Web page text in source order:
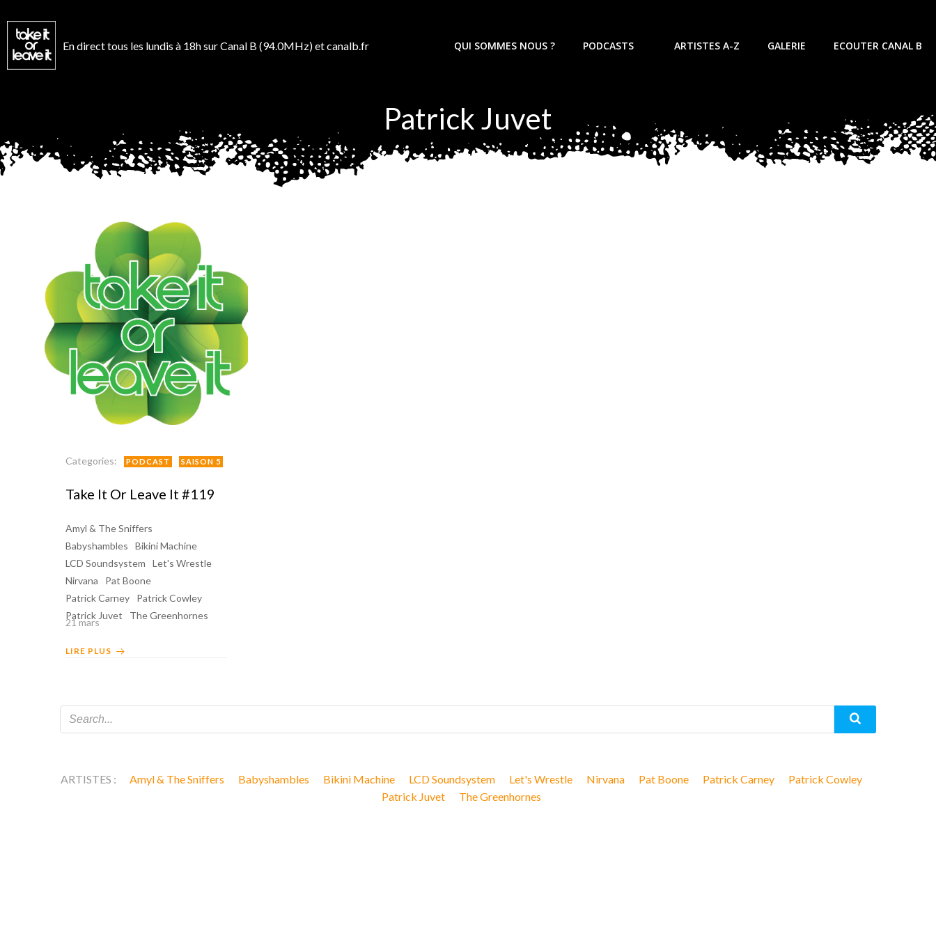
au
contenu
En direct tous les lundis à 18h sur Canal B (94.0MHz) et canalb.fr QUI SOMMES NOUS ? PODCASTS ARTISTES A-Z GALERIE ECOUTER CANAL B
Patrick Juvet
Categories: PODCAST SAISON 5
Take It Or Leave It #119
Amyl & The Sniffers
Babyshambles
Bikini Machine
LCD Soundsystem
Let's Wrestle
Nirvana
Pat Boone
Patrick Carney
Patrick Cowley
Patrick Juvet
The Greenhornes
21 mars
LIRE PLUS
ARTISTES : Amyl & The Sniffers Babyshambles Bikini Machine LCD Soundsystem Let's Wrestle Nirvana Pat Boone Patrick Carney
Patrick Cowley
Patrick Juvet
The Greenhornes